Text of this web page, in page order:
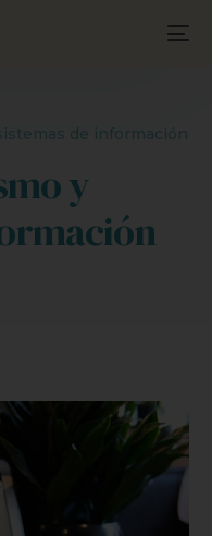
de información
y